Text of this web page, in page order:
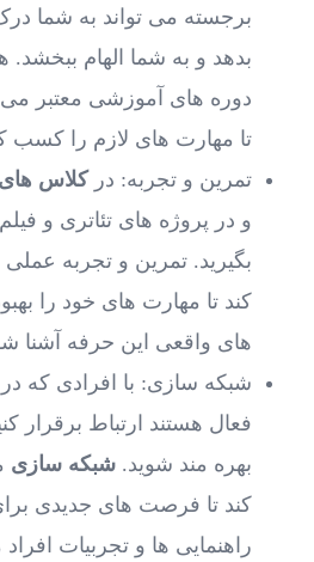
برجسته می‌ تواند به شما
بدهد و به شما الهام
دوره‌ های آموزشی معتبر می
تا مهارت‌ های لازم را کسب
تمرین و تجربه: درکلاس ‌های
و در پروژه‌ های تئاتری و
بگیرید. تمرین و تجربه
کند تا مهارت ‌های خود را
‌های واقعی این حرفه آشنا
شبکه ‌سازی: با افرادی که
فعال هستند ارتباط برقرار
بهره ‌مند شوید.شبکه ‌سازی
کند تا فرصت ‌های جدیدی برای
راهنمایی‌ ها و تجربیات